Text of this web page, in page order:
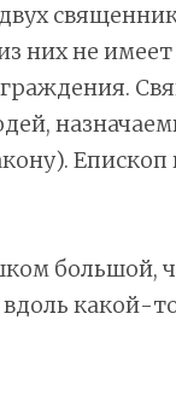
них не
большой,
какой-